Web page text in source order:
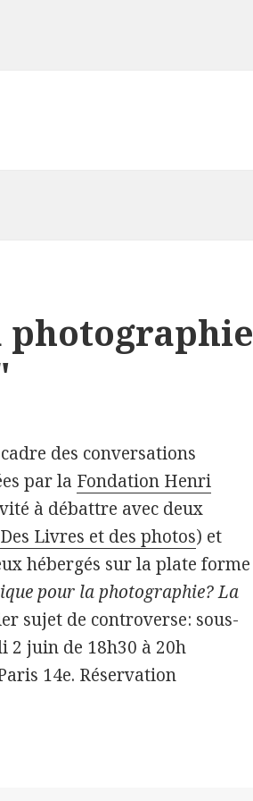
photographie
des conversations
par la Fondation Henri
à débattre avec deux
Des Livres et des photos) et
hébergés sur la plate forme
pour la photographie? La
sujet de controverse: sous-
2 juin de 18h30 à 20h
14e. Réservation